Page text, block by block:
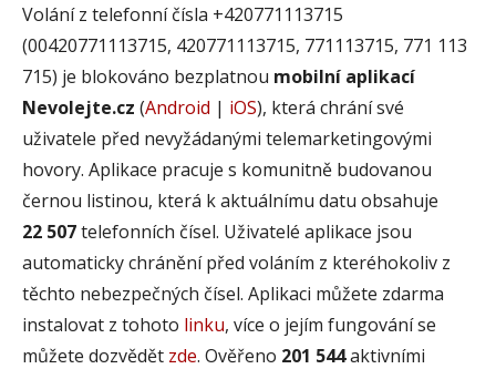
Volání z telefonní čísla +420771113715
(00420771113715, 420771113715, 771113715, 771 113
715) je blokováno bezplatnou mobilní aplikací
Nevolejte.cz (Android | iOS), která chrání své
uživatele před nevyžádanými telemarketingovými
hovory. Aplikace pracuje s komunitně budovanou
černou listinou, která k aktuálnímu datu obsahuje
22 507telefonních čísel. Uživatelé aplikace jsou
automaticky chránění před voláním z kteréhokoliv z
těchto nebezpečných čísel. Aplikaci můžete zdarma
instalovat z tohoto linku, více o jejím fungování se
můžete dozvědět zde. Ověřeno 201 544aktivními